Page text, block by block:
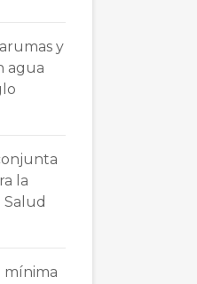
y
agua
la
mínima